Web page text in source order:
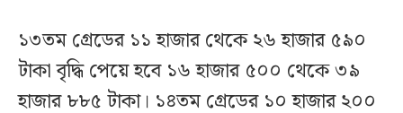
১৩তম গ্রেডের ১১ হাজার থেকে ২৬ হাজার ৫৯০
টাকা বৃদ্ধি পেয়ে হবে ১৬ হাজার ৫০০ থেকে ৩৯
হাজার ৮৮৫ টাকা। ১৪তম গ্রেডের ১০ হাজার ২০০